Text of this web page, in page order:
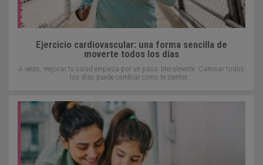
Ejercicio cardiovascular: una forma sencilla de
moverte todos los días
A veces, mejorar tu salud empieza por un paso: literalmente. Caminar todos
los días puede cambiar cómo te sientes...